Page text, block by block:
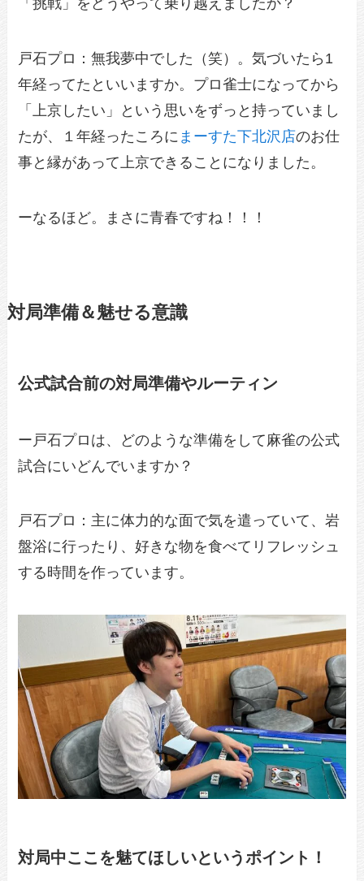
「挑戦」をどうやって乗り越えましたか？
戸石プロ：無我夢中でした（笑）。気づいたら1
年経ってたといいますか。プロ雀士になってから
「上京したい」という思いをずっと持っていまし
たが、１年経ったころに まーすた下北沢店のお仕
事と縁があって上京できることになりました。
ーなるほど。まさに青春ですね！！！
対局準備＆魅せる意識
公式試合前の対局準備やルーティン
ー戸石プロは、どのような準備をして麻雀の公式
試合にいどんでいますか？
戸石プロ：主に体力的な面で気を遣っていて、岩
盤浴に行ったり、好きな物を食べてリフレッシュ
する時間を作っています。
対局中ここを魅てほしいというポイント！